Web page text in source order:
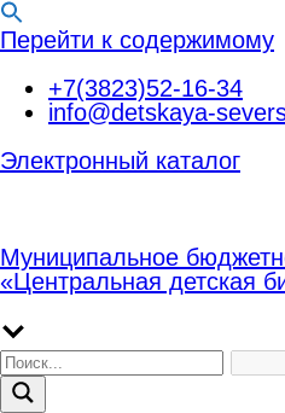
Перейти к содержимому
+7(3823)52-16-34
info@detskaya-
Электронный каталог
Муниципальное
«Центральная детская